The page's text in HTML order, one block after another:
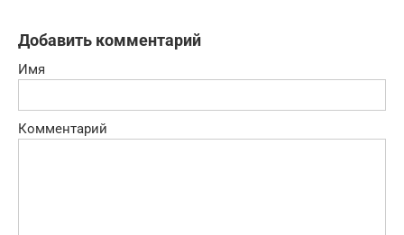
Добавить комментарий
Имя
Комментарий